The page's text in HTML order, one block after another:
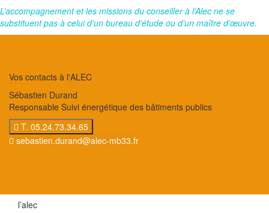
L’accompagnement et les missions du conseiller à l’Alec ne se
substituent pas à celui d’un bureau d’étude ou d’un maître d’œuvre.
Vos contacts à l'ALEC
Sébastien Durand
Responsable Suivi énergétique des bâtiments publics
T. 05.24.73.34.65
sebastien.durand@alec-mb33.fr
l’alec